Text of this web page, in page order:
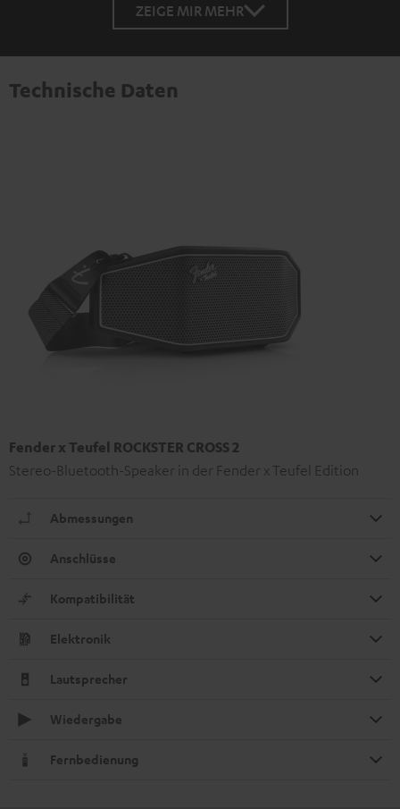
ZEIGE MIR MEHR
Technische Daten
Fender x Teufel ROCKSTER CROSS 2
Stereo-Bluetooth-Speaker in der Fender x Teufel Edition
Abmessungen
Anschlüsse
Kompatibilität
Elektronik
Lautsprecher
Wiedergabe
Fernbedienung